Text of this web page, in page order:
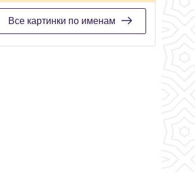
Все картинки по именам